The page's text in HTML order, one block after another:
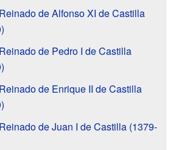
de Alfonso XI de Castilla
de Pedro I de Castilla
de Enrique II de Castilla
de Juan I de Castilla (1379-